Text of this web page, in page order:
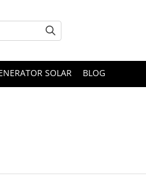
SOLAR BLOG